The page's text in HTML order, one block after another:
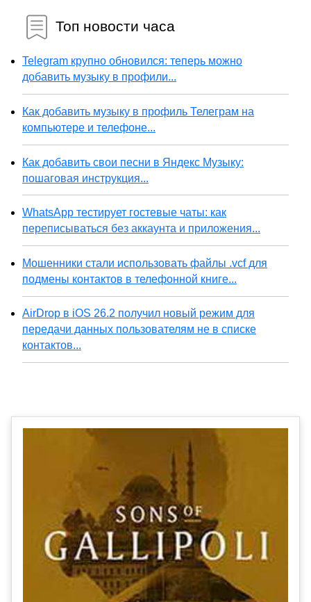
Топ новости часа
Telegram крупно обновился: теперь можно
добавить музыку в профили...
Как добавить музыку в профиль Телеграм на
компьютере и телефоне...
Как добавить свои песни в Яндекс Музыку:
пошаговая инструкция...
WhatsApp тестирует гостевые чаты: как
переписываться без аккаунта и приложения...
Мошенники стали использовать файлы .vcf для
подмены контактов в телефонной книге...
AirDrop в iOS 26.2 получил новый режим для
передачи данных пользователям не в списке
контактов...